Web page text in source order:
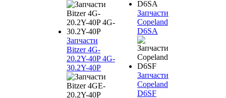
Запчасти
Bitzer 4G-
20.2Y-40P 4G-
30.2Y-40P
Запчасти
Copeland
D6SA
Запчасти
Copeland
D6SF